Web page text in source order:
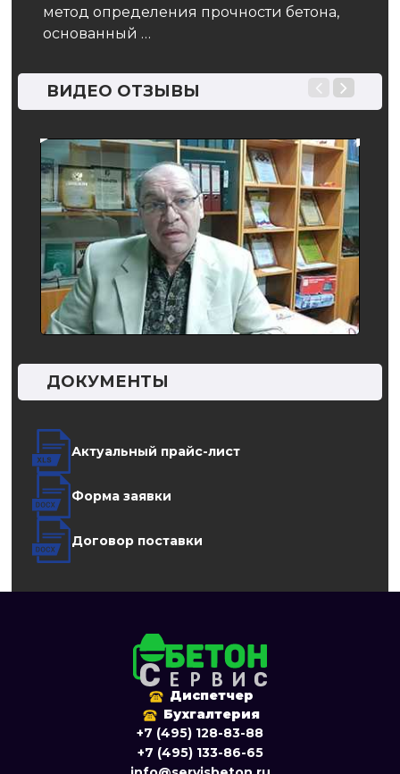
метод определения прочности бетона,
основанный …
ВИДЕО ОТЗЫВЫ
ДОКУМЕНТЫ
Актуальный прайс-лист
Форма заявки
Договор поставки
Диспетчер
Бухгалтерия
+7 (495) 128-83-88
+7 (495) 133-86-65